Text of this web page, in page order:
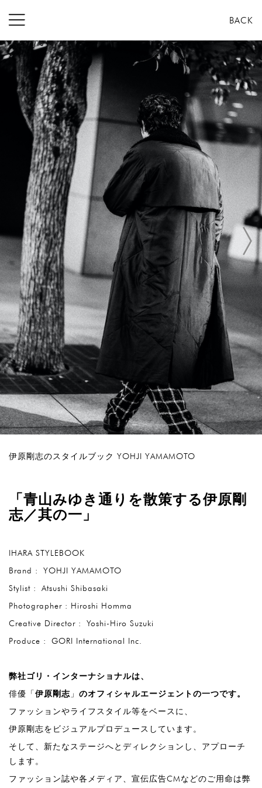
テ
ン
BACK
Next
伊原剛志のスタイルブック YOHJI YAMAMOTO
「青山みゆき通りを散策する伊原剛
志／其の一」
IHARA STYLEBOOK
Brand : YOHJI YAMAMOTO
Stylist : Atsushi Shibasaki
Photographer : Hiroshi Homma
Creative Director : Yoshi-Hiro Suzuki
Produce : GORI International Inc.
弊社ゴリ・インターナショナルは、
俳優「伊原剛志 」 のオフィシャルエージェントの一つです。
ファッションやライフスタイル等をベースに、
伊原剛志をビジュアルプロデュースしています。
そして、新たなステージへとディレクションし、アプローチ
します。
ファッション誌や各メディア、宣伝広告CMなどのご用命は弊